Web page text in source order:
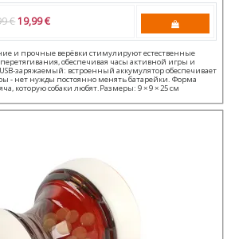
€19,99 €
и прочные верёвки стимулируют естественные
обеспечивая часы активной игры и
заряжаемый: встроенный аккумулятор обеспечивает
- нет нужды постоянно менять батарейки. Форма
которую собаки любят.Размеры: 9 × 9 × 25 см